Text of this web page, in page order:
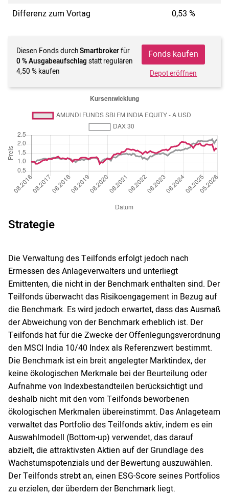
Differenz zum Vortag
0,53 %
Diesen Fonds durchSmartbrokerfür
0 % Ausgabeaufschlag statt regulären
4,50 % kaufen
Fonds kaufen
Depot eröffnen
Strategie
Die Verwaltung des Teilfonds erfolgt jedoch nach
Ermessen des Anlageverwalters und unterliegt
Emittenten, die nicht in der Benchmark enthalten sind. Der
Teilfonds überwacht das Risikoengagement in Bezug auf
die Benchmark. Es wird jedoch erwartet, dass das Ausmaß
der Abweichung von der Benchmark erheblich ist. Der
Teilfonds hat für die Zwecke der Offenlegungsverordnung
den MSCI India 10/40 Index als Referenzwert bestimmt.
Die Benchmark ist ein breit angelegter Marktindex, der
keine ökologischen Merkmale bei der Beurteilung oder
Aufnahme von Indexbestandteilen berücksichtigt und
deshalb nicht mit den vom Teilfonds beworbenen
ökologischen Merkmalen übereinstimmt. Das Anlageteam
verwaltet das Portfolio des Teilfonds aktiv, indem es ein
Auswahlmodell (Bottom-up) verwendet, das darauf
abzielt, die attraktivsten Aktien auf der Grundlage des
Wachstumspotenzials und der Bewertung auszuwählen.
Der Teilfonds strebt an, einen ESG-Score seines Portfolios
zu erzielen, der überdem der Benchmark liegt.